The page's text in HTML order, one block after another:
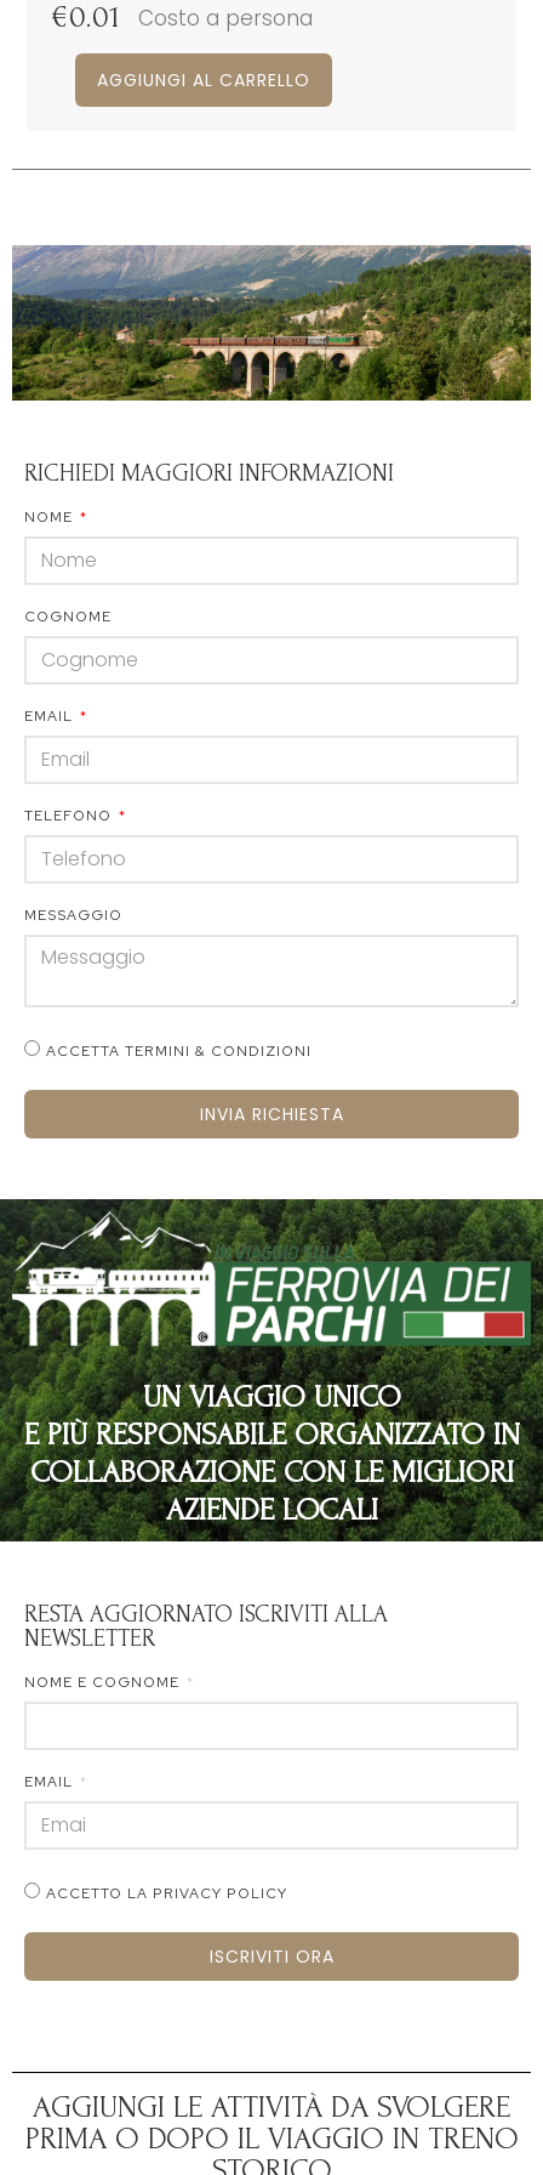
€0.01 Costo a persona
AGGIUNGI AL CARRELLO
RICHIEDI MAGGIORI INFORMAZIONI
NOME
COGNOME
EMAIL
TELEFONO
MESSAGGIO
ACCETTA TERMINI & CONDIZIONI
INVIA RICHIESTA
UN VIAGGIO UNICO
E PIÙ RESPONSABILE ORGANIZZATO IN
COLLABORAZIONE CON LE MIGLIORI
AZIENDE LOCALI
RESTA AGGIORNATO ISCRIVITI ALLA
NEWSLETTER
NOME E COGNOME
EMAIL
ACCETTO LA PRIVACY POLICY
ISCRIVITI ORA
AGGIUNGI LE ATTIVITÀ DA SVOLGERE
PRIMA O DOPO IL VIAGGIO IN TRENO